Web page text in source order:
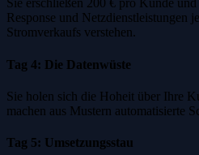
Sie erschließen 200 € pro Kunde
Response und Netzdienstleistungen
Stromverkaufs verstehen.
Tag 4: Die Datenwüste
Sie holen sich die Hoheit über Ihre
machen aus Mustern automatisierte
Tag 5: Umsetzungsstau